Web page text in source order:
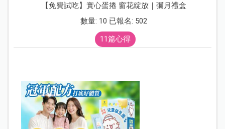
【免費試吃】實心蛋捲 窗花綻放｜彌月禮盒
數量: 10 已報名: 502
11篇心得